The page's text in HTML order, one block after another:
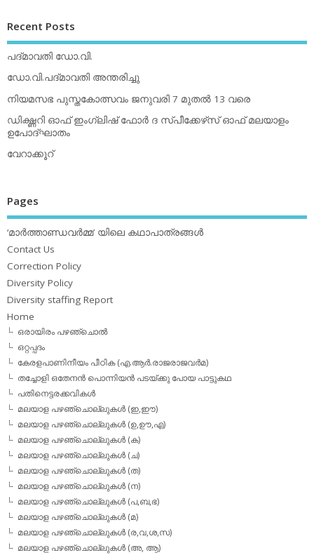
Recent Posts
പദ്മാവതി ഡോ.വി.
ഡോ.വി.പദ്മാവതി അന്തരിച്ചു
നിയമസഭ പുസ്തകോത്സവം ജനുവരി 7 മുതല്‍ 13 വരെ
ഡിക്ഷ്ണറി ഓഫ് ഇംഗ്ലിഷ് ഫോര്‍ ദ സ്പീക്കേഴ്‌സ് ഓഫ് മലയാളം
ഉപോദ്ഘാതം
വേറാക്കൂറ്
Pages
‘മാര്‍ത്താണ്ഡവര്‍മ്മ’ യിലെ കഥാപാത്രങ്ങള്‍
Contact Us
Correction Policy
Diversity Policy
Diversity staffing Report
Home
ഒരായിരം പഴഞ്ചൊല്‍
ഒറ്റപ്പദം
കേരളപാണിനീയം പീഠിക (എ.ആര്‍.രാജരാജവര്‍മ)
തച്ചോളി ഒതേനൻ പൊന്നിയൻ പടയ്‌ക്കു പോയ പാട്ടുകഥ
പതിനെട്ടരക്കവികള്‍
മലയാള പഴഞ്ചൊല്ലുകള്‍ (ഇ,ഈ)
മലയാള പഴഞ്ചൊല്ലുകള്‍ (ഉ,ഊ,എ)
മലയാള പഴഞ്ചൊല്ലുകള്‍ (ക)
മലയാള പഴഞ്ചൊല്ലുകള്‍ (ച)
മലയാള പഴഞ്ചൊല്ലുകള്‍ (ത)
മലയാള പഴഞ്ചൊല്ലുകള്‍ (ന)
മലയാള പഴഞ്ചൊല്ലുകള്‍ (പ,ബ,ഭ)
മലയാള പഴഞ്ചൊല്ലുകള്‍ (മ)
മലയാള പഴഞ്ചൊല്ലുകള്‍ (ര,വ,ശ,സ)
മലയാള പഴഞ്ചൊല്ലുകൾ (അ, ആ)